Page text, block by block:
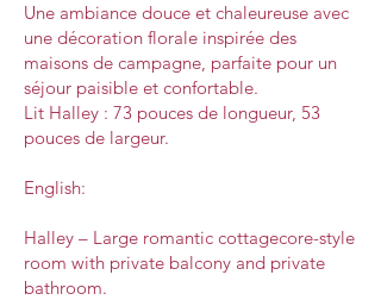
Une ambiance douce et chaleureuse avec
une décoration florale inspirée des
maisons de campagne, parfaite pour un
séjour paisible et confortable.
Lit Halley : 73 pouces de longueur, 53
pouces de largeur.
English:
Halley – Large romantic cottagecore-style
room with private balcony and private
bathroom.